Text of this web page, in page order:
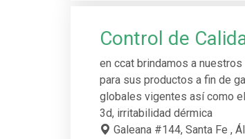
Control de
en ccat brindamos a
para sus productos a fin de
globales vigentes así como
3d, irritabilidad dérmica
Galeana #144, Santa Fe ,